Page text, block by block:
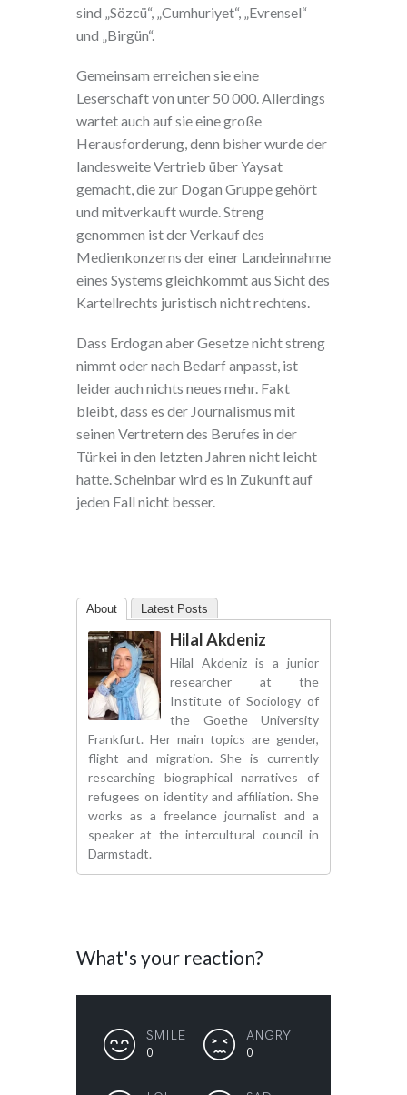
sind „Sözcü“, „Cumhuriyet“, „Evrensel“
und „Birgün“.
Gemeinsam erreichen sie eine
Leserschaft von unter 50 000. Allerdings
wartet auch auf sie eine große
Herausforderung, denn bisher wurde der
landesweite Vertrieb über Yaysat
gemacht, die zur Dogan Gruppe gehört
und mitverkauft wurde. Streng
genommen ist der Verkauf des
Medienkonzerns der einer Landeinnahme
eines Systems gleichkommt aus Sicht des
Kartellrechts juristisch nicht rechtens.
Dass Erdogan aber Gesetze nicht streng
nimmt oder nach Bedarf anpasst, ist
leider auch nichts neues mehr. Fakt
bleibt, dass es der Journalismus mit
seinen Vertretern des Berufes in der
Türkei in den letzten Jahren nicht leicht
hatte. Scheinbar wird es in Zukunft auf
jeden Fall nicht besser.
About Latest Posts
Hilal Akdeniz
Hilal Akdeniz is a junior
researcher at the
Institute of Sociology of
the Goethe University
Frankfurt. Her main topics are gender,
flight and migration. She is currently
researching biographical narratives of
refugees on identity and affiliation. She
works as a freelance journalist and a
speaker at the intercultural council in
Darmstadt.
What's your reaction?
0
SMILE
0
ANGRY